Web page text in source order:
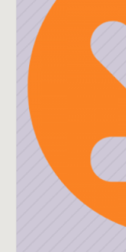
МЕДІА
СУВЕНІРИ
ОДЯГ